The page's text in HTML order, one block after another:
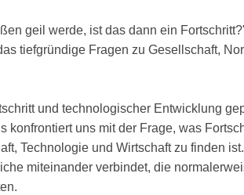
geil werde, ist das dann ein
tiefgründige Fragen zu Gesellschaft,
und technologischer Entwicklung
konfrontiert uns mit der Frage, was
Technologie und Wirtschaft zu finden
miteinander verbindet, die